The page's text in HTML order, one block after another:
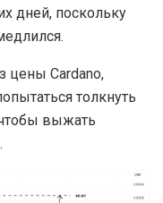
дней, поскольку
цены Cardano,
толкнуть
выжать